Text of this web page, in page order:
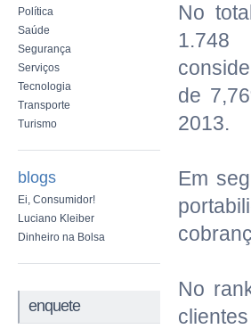
Política
Saúde
Segurança
Serviços
Tecnologia
Transporte
Turismo
blogs
Ei, Consumidor!
Luciano Kleiber
Dinheiro na Bolsa
enquete
No
1.748
de
2013.
Em
No